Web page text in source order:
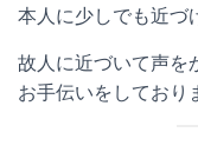
本人に少しでも近づ
故人に近づいて声を
お手伝いをしており